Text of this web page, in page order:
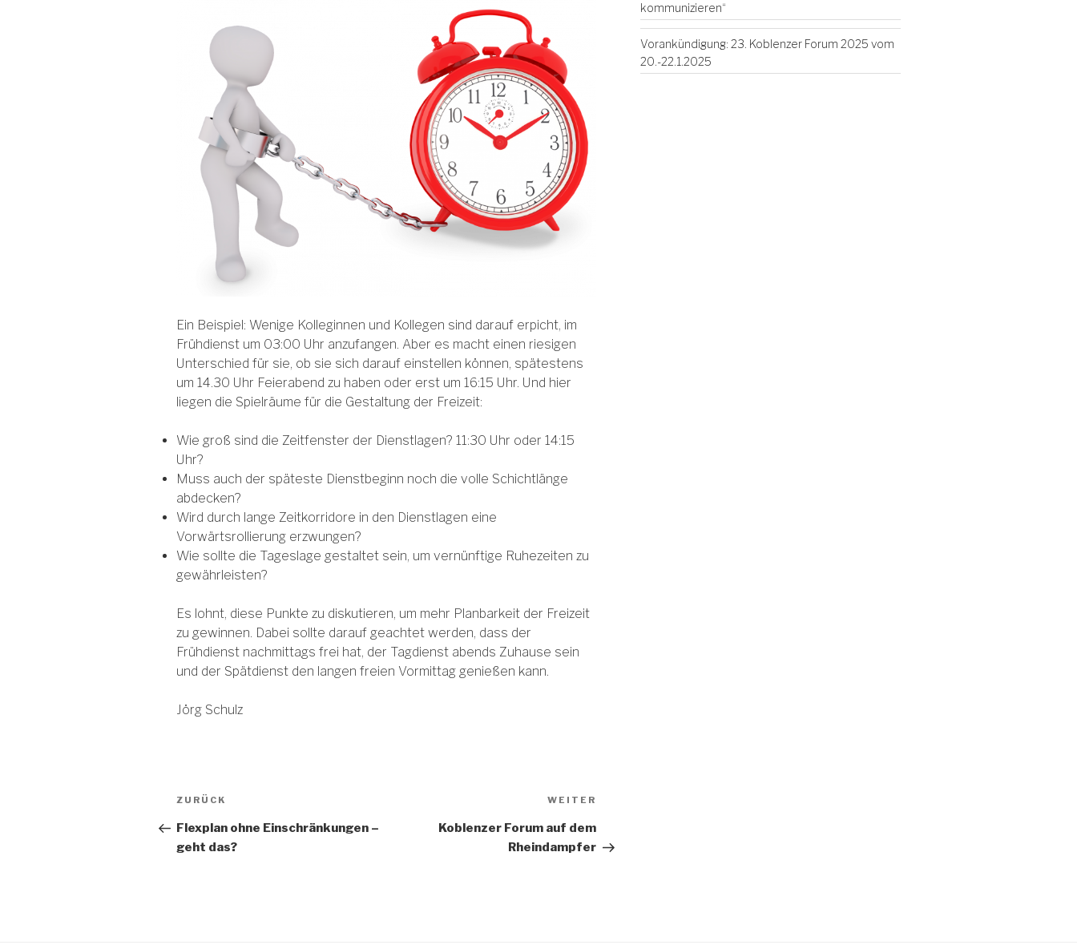
Ein Beispiel: Wenige Kolleginnen und Kollegen sind darauf erpicht, im
Frühdienst um 03:00 Uhr anzufangen. Aber es macht einen riesigen
Unterschied für sie, ob sie sich darauf einstellen können, spätestens
um 14.30 Uhr Feierabend zu haben oder erst um 16:15 Uhr. Und hier
liegen die Spielräume für die Gestaltung der Freizeit:
Wie groß sind die Zeitfenster der Dienstlagen? 11:30 Uhr oder 14:15
Uhr?
Muss auch der späteste Dienstbeginn noch die volle Schichtlänge
abdecken?
Wird durch lange Zeitkorridore in den Dienstlagen eine
Vorwärtsrollierung erzwungen?
Wie sollte die Tageslage gestaltet sein, um vernünftige Ruhezeiten zu
gewährleisten?
Es lohnt, diese Punkte zu diskutieren, um mehr Planbarkeit der Freizeit
zu gewinnen. Dabei sollte darauf geachtet werden, dass der
Frühdienst nachmittags frei hat, der Tagdienst abends Zuhause sein
und der Spätdienst den langen freien Vormittag genießen kann.
Jörg Schulz
Beitragsnavigation
Vorheriger
ZURÜCK
Flexplan ohne Einschränkungen –
geht das?
WEITER
Koblenzer Forum auf dem
Rheindampfer
kommunizieren“
Vorankündigung: 23. Koblenzer Forum 2025 vom
20.-22.1.2025